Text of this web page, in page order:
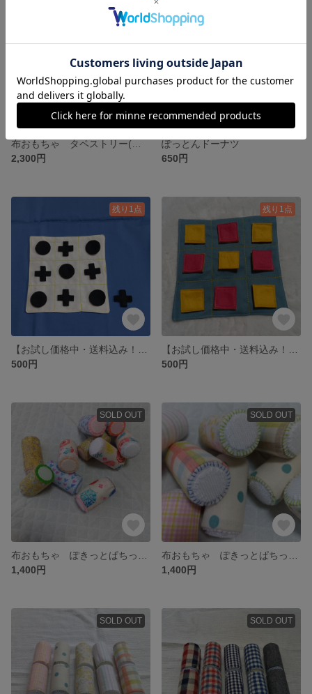
2,300円
ぽっとんドーナツ
650円
残り1点
500円
残り1点
500円
SOLD OUT
1,400円
SOLD OUT
1,400円
SOLD OUT SOLD OUT